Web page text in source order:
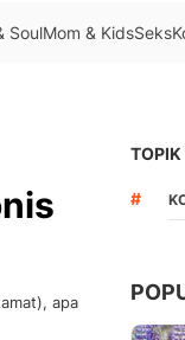
SoulMom & KidsSeks
apa
TOPIK
#